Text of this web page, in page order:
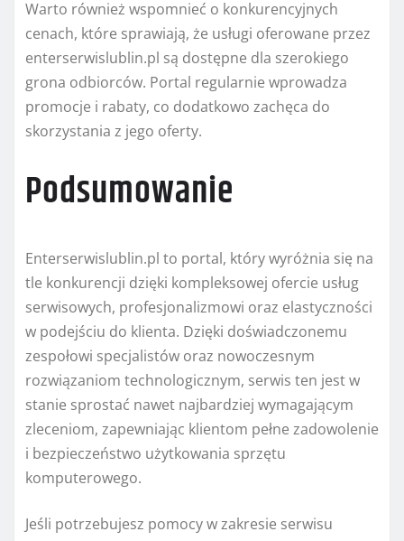
Warto również wspomnieć o konkurencyjnych
cenach, które sprawiają, że usługi oferowane przez
enterserwislublin.pl są dostępne dla szerokiego
grona odbiorców. Portal regularnie wprowadza
promocje i rabaty, co dodatkowo zachęca do
skorzystania z jego oferty.
Podsumowanie
Enterserwislublin.pl to portal, który wyróżnia się na
tle konkurencji dzięki kompleksowej ofercie usług
serwisowych, profesjonalizmowi oraz elastyczności
w podejściu do klienta. Dzięki doświadczonemu
zespołowi specjalistów oraz nowoczesnym
rozwiązaniom technologicznym, serwis ten jest w
stanie sprostać nawet najbardziej wymagającym
zleceniom, zapewniając klientom pełne zadowolenie
i bezpieczeństwo użytkowania sprzętu
komputerowego.
Jeśli potrzebujesz pomocy w zakresie serwisu